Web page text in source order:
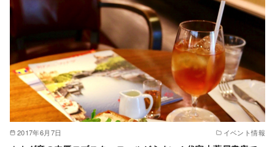
2017年6月7日 イベント情報